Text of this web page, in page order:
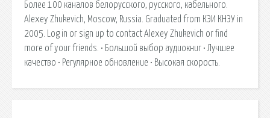
Более 100 каналов белорусского, русского, кабельного.
Alexey Zhukevich, Moscow, Russia. Graduated from КЭИ КНЭУ in
2005. Log in or sign up to contact Alexey Zhukevich or find
more of your friends. • Большой выбор аудиокниг • Лучшее
качество • Регулярное обновление • Высокая скорость.